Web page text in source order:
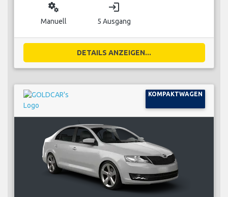
miscellaneous_services
Manuell
login
5 Ausgang
DETAILS ANZEIGEN...
KOMPAKTWAGEN